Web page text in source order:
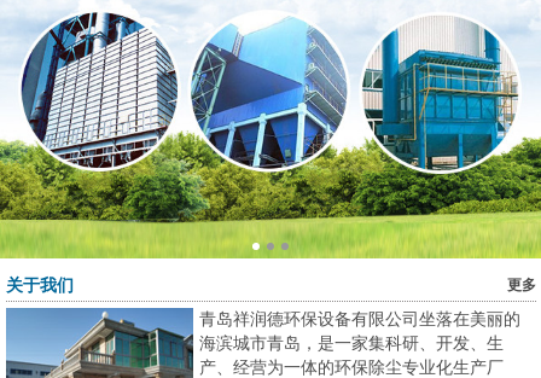
脉冲除尘器系列
石墨除尘器
静电除尘器
旋风除尘器
湿式除尘器
滤筒除尘器
除尘布袋
除尘骨架
除尘配件
更多
关于我们
青岛祥润德环保设备有限公司坐落在美丽的
海滨城市青岛，是一家集科研、开发、生
产、经营为一体的环保除尘专业化生产厂